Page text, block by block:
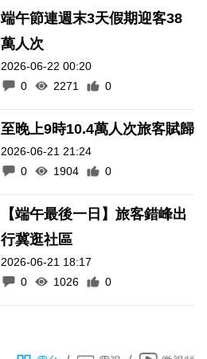
端午節連週末3天假期迎客38
萬人次
2026-06-22 00:20
0
2271 0
至晚上9時10.4萬人次旅客賦歸
2026-06-21 21:24
0
1904 0
【端午最後一日】旅客錯峰出
行冀逛社區
2026-06-21 18:17
0
1026 0